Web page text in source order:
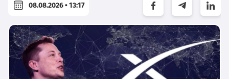
08.08.2026 • 13:17